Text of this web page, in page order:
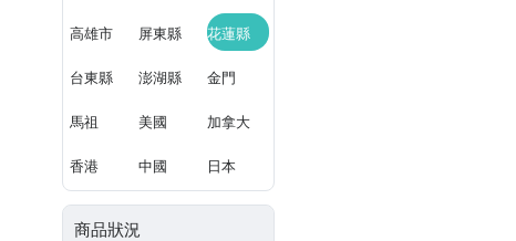
高雄市 屏東縣 花蓮縣
台東縣 澎湖縣 金門
馬祖 美國 加拿大
香港 中國 日本
商品狀況